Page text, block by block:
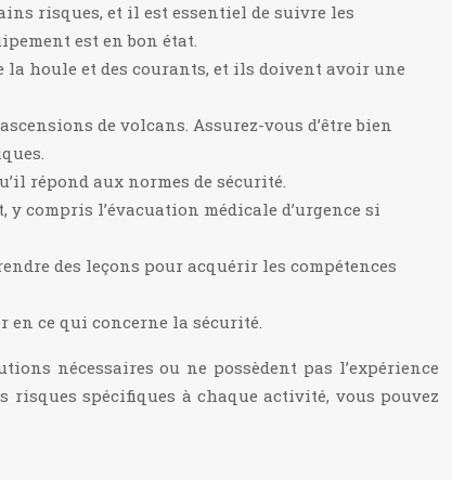
risques, et il est essentiel de suivre les
est en bon état.
la houle et des courants, et ils doivent avoir une
de volcans. Assurez-vous d’être bien
répond aux normes de sécurité.
compris l’évacuation médicale d’urgence si
des leçons pour acquérir les compétences
en ce qui concerne la sécurité.
nécessaires ou ne possèdent pas l’expérience
risques spécifiques à chaque activité, vous pouvez